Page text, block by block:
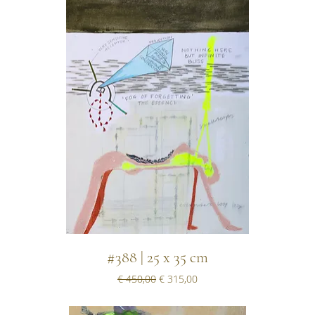
#388 | 25 x 35 cm
Normale prijs
€ 450,00 Verkoopprijs
€ 315,00